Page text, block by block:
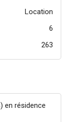
Location
6
263
en résidence